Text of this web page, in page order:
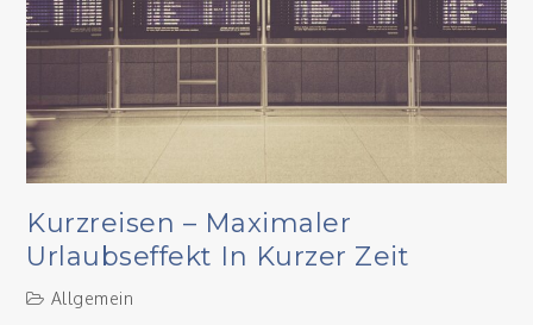
Kurzreisen – Maximaler
Urlaubseffekt In Kurzer Zeit
Allgemein